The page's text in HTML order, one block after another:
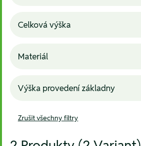
Celková výška
Materiál
Výška provedení základny
Zrušit všechny filtry